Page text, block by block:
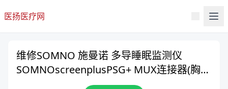
医扬医疗网
维修SOMNO 施曼诺 多导睡眠监测仪
SOMNOscreenplusPSG+ MUX连接器(胸部